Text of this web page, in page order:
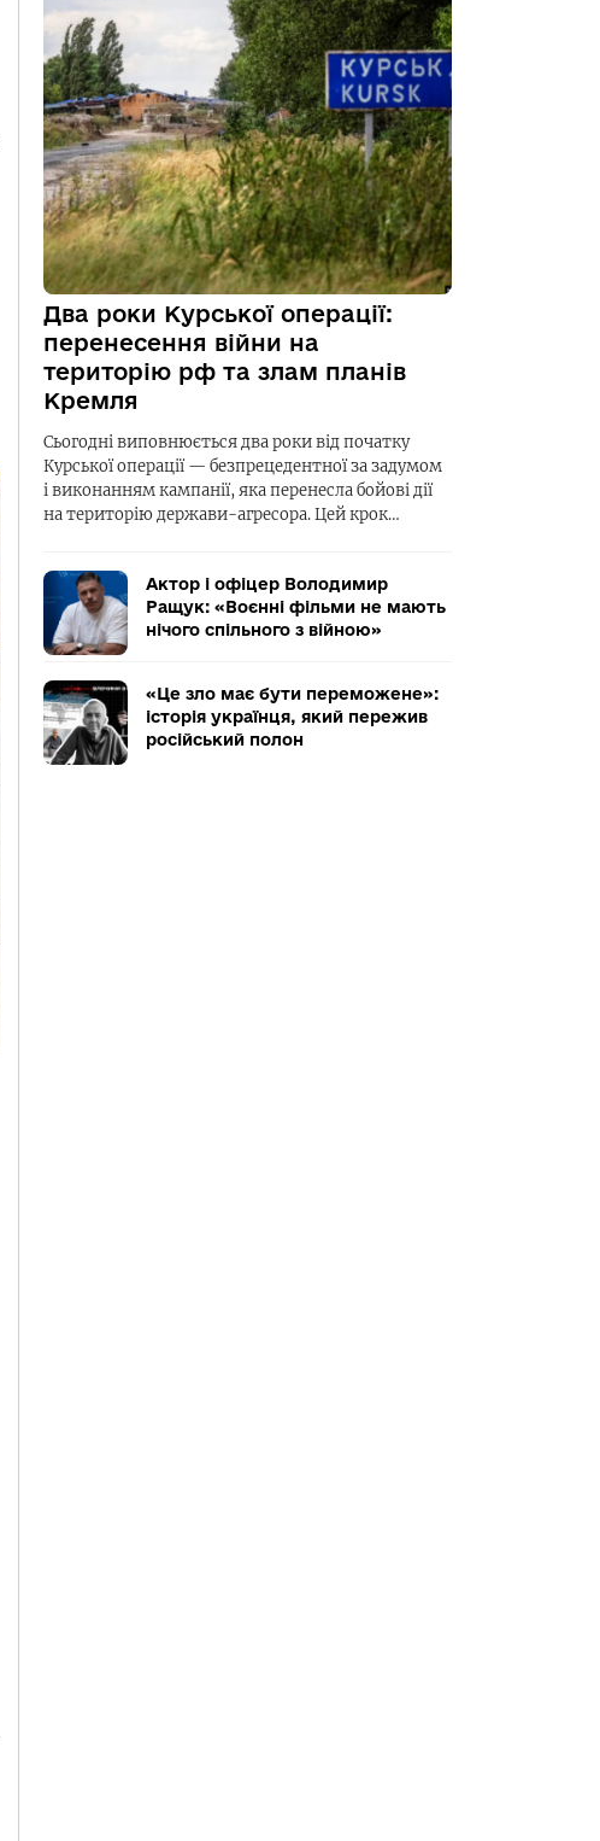
Два роки Курської операції:
перенесення війни на
територію рф та злам планів
Кремля
Сьогодні виповнюється два роки від початку
Курської операції — безпрецедентної за задумом
і виконанням кампанії, яка перенесла бойові дії
на територію держави-агресора. Цей крок…
Актор і офіцер Володимир
Ращук: «Воєнні фільми не мають
нічого спільного з війною»
«Це зло має бути переможене»:
історія українця, який пережив
російський полон